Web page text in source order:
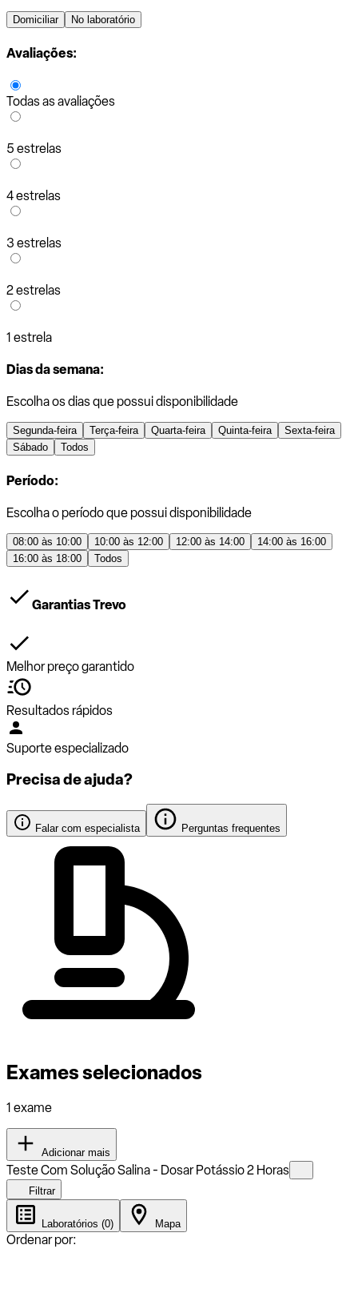
Domiciliar No laboratório
Avaliações:
Todas as avaliações
5 estrelas
4 estrelas
3 estrelas
2 estrelas
1 estrela
Dias da semana:
Escolha os dias que possui disponibilidade
Segunda-feira Terça-feira Quarta-feira Quinta-feira
Sexta-feira
Sábado
Todos
Período:
Escolha o período que possui disponibilidade
08:00 às 10:00 10:00 às 12:00 12:00 às 14:00
14:00 às 16:00
16:00 às 18:00
Todos
Garantias Trevo
Melhor preço garantido
Resultados rápidos
Suporte especializado
Precisa de ajuda?
Falar com especialista Perguntas frequentes
Exames selecionados
1 exame
Adicionar mais
Teste Com Solução Salina - Dosar Potássio 2 Horas
Filtrar
Laboratórios (0) Mapa
Ordenar por: